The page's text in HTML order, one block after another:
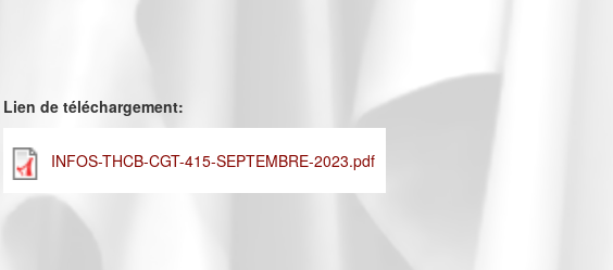
Lien de téléchargement:
INFOS-THCB-CGT-415-SEPTEMBRE-2023.pdf